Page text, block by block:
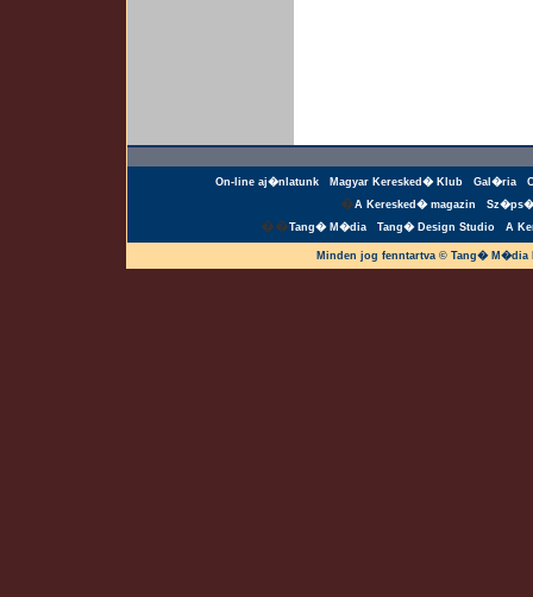
On-line aj�nlatunk Magyar Keresked� Klub Gal�ria
�A Keresked� magazin
��Tang� M�dia Tang� Design Studio A
Minden jog fenntartva © Tang�